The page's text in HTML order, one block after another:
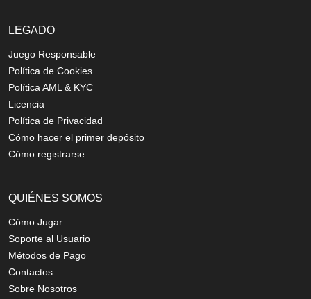
LEGADO
Juego Responsable
Política de Cookies
Política AML & KYC
Licencia
Política de Privacidad
Cómo hacer el primer depósito
Cómo registrarse
QUIÉNES SOMOS
Cómo Jugar
Soporte al Usuario
Métodos de Pago
Contactos
Sobre Nosotros